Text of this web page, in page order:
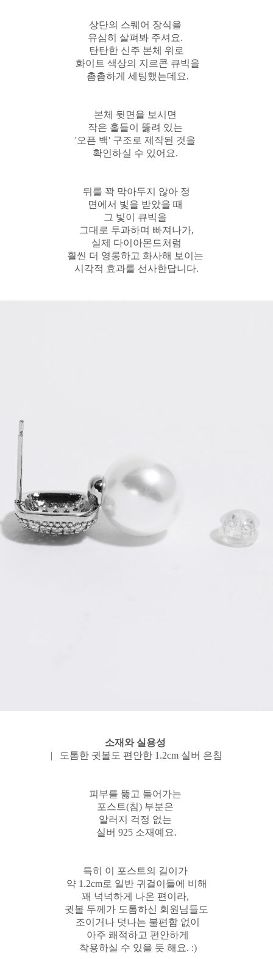
상단의 스퀘어 장식을
유심히 살펴봐 주셔요.
탄탄한 신주 본체 위로
화이트 색상의 지르콘 큐빅을
촘촘하게 세팅했는데요.
본체 뒷면을 보시면
작은 홀들이 뚫려 있는
'오픈 백' 구조로 제작된 것을
확인하실 수 있어요.
뒤를 꽉 막아두지 않아 정
면에서 빛을 받았을 때
그 빛이 큐빅을
그대로 투과하며 빠져나가,
실제 다이아몬드처럼
훨씬 더 영롱하고 화사해 보이는
시각적 효과를 선사한답니다.
소재와 실용성
| 도톰한 귓볼도 편안한 1.2cm 실버 은침
피부를 뚫고 들어가는
포스트(침) 부분은
알러지 걱정 없는
실버 925 소재예요.
특히 이 포스트의 길이가
약 1.2cm로 일반 귀걸이들에 비해
꽤 넉넉하게 나온 편이라,
귓볼 두께가 도톰하신 회원님들도
조이거나 덧나는 불편함 없이
아주 쾌적하고 편안하게
착용하실 수 있을 듯 해요. :)